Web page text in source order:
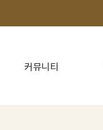
커뮤니티